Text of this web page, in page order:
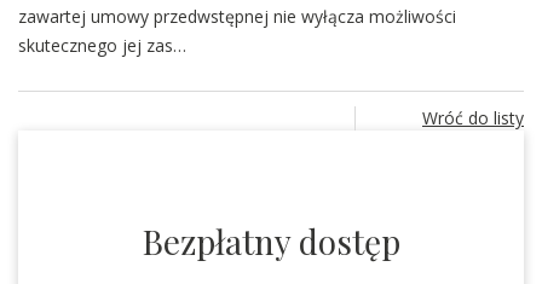
zawartej umowy przedwstępnej nie wyłącza możliwości
skutecznego jej zas…
Wróć do listy
Bezpłatny dostęp